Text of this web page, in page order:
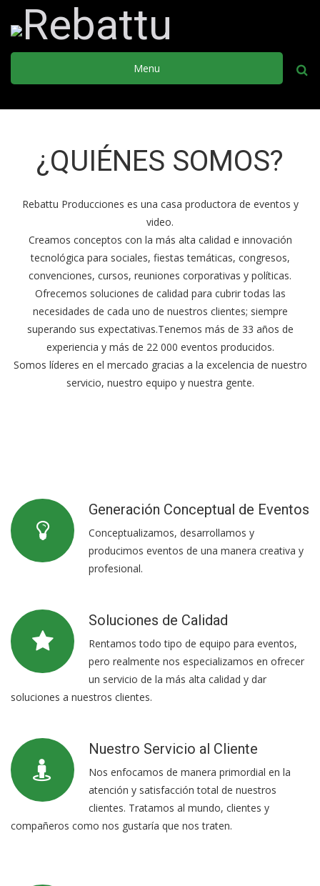
Menu
makers
Soluciones
Ver Eventos
makers
Soluciones
Ver Eventos
makers
Soluciones
Ver Eventos
makers
Soluciones
Ver Eventos
makers
Soluciones
Ver Eventos
makers
Soluciones
Ver Eventos
¿QUIÉNES SOMOS?
Rebattu Producciones es una casa productora de eventos y
video.
Creamos conceptos con la más alta calidad e innovación
tecnológica para sociales, fiestas temáticas, congresos,
convenciones, cursos, reuniones corporativas y políticas.
Ofrecemos soluciones de calidad para cubrir todas las
necesidades de cada uno de nuestros clientes; siempre
superando sus expectativas.Tenemos más de 33 años de
experiencia y más de 22 000 eventos producidos.
Somos líderes en el mercado gracias a la excelencia de nuestro
servicio, nuestro equipo y nuestra gente.
Generación Conceptual de Eventos
Conceptualizamos, desarrollamos y
producimos eventos de una manera creativa y
profesional.
Soluciones de Calidad
Rentamos todo tipo de equipo para eventos,
pero realmente nos especializamos en ofrecer
un servicio de la más alta calidad y dar
soluciones a nuestros clientes.
Nuestro Servicio al Cliente
Nos enfocamos de manera primordial en la
atención y satisfacción total de nuestros
clientes. Tratamos al mundo, clientes y
compañeros como nos gustaría que nos traten.